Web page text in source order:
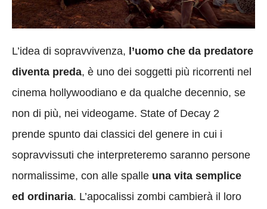
L’idea di sopravvivenza, l’uomo che da predatore
diventa preda, è uno dei soggetti più ricorrenti nel
cinema hollywoodiano e da qualche decennio, se
non di più, nei videogame. State of Decay 2
prende spunto dai classici del genere in cui i
sopravvissuti che interpreteremo saranno persone
normalissime, con alle spalle una vita semplice
ed ordinaria. L’apocalissi zombi cambierà il loro